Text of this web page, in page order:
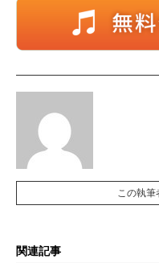
この執筆
関連記事